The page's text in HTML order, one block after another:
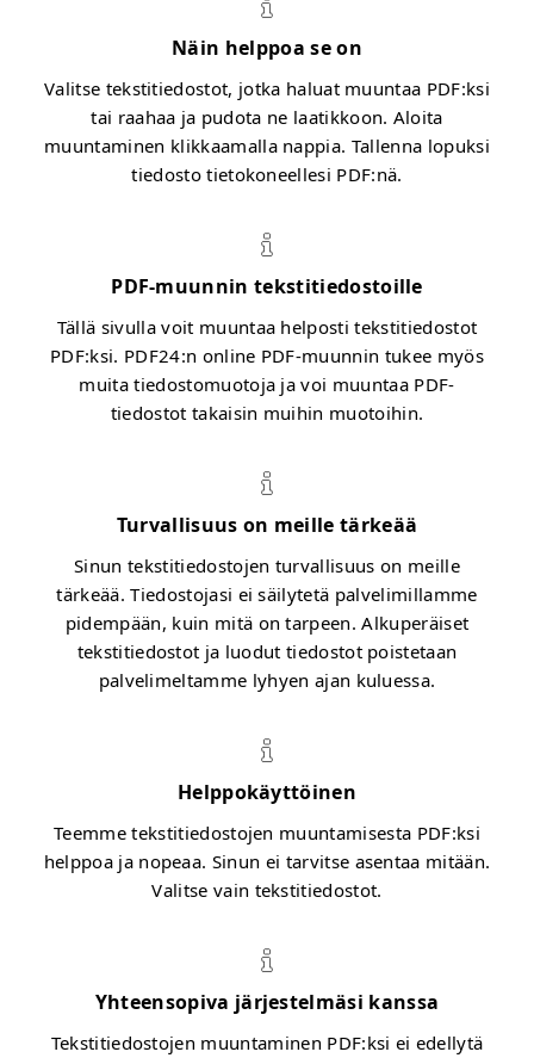
Näin helppoa se on
Valitse tekstitiedostot, jotka haluat muuntaa PDF:ksi
tai raahaa ja pudota ne laatikkoon. Aloita
muuntaminen klikkaamalla nappia. Tallenna lopuksi
tiedosto tietokoneellesi PDF:nä.
PDF-muunnin tekstitiedostoille
Tällä sivulla voit muuntaa helposti tekstitiedostot
PDF:ksi. PDF24:n online PDF-muunnin tukee myös
muita tiedostomuotoja ja voi muuntaa PDF-
tiedostot takaisin muihin muotoihin.
Turvallisuus on meille tärkeää
Sinun tekstitiedostojen turvallisuus on meille
tärkeää. Tiedostojasi ei säilytetä palvelimillamme
pidempään, kuin mitä on tarpeen. Alkuperäiset
tekstitiedostot ja luodut tiedostot poistetaan
palvelimeltamme lyhyen ajan kuluessa.
Helppokäyttöinen
Teemme tekstitiedostojen muuntamisesta PDF:ksi
helppoa ja nopeaa. Sinun ei tarvitse asentaa mitään.
Valitse vain tekstitiedostot.
Yhteensopiva järjestelmäsi kanssa
Tekstitiedostojen muuntaminen PDF:ksi ei edellytä